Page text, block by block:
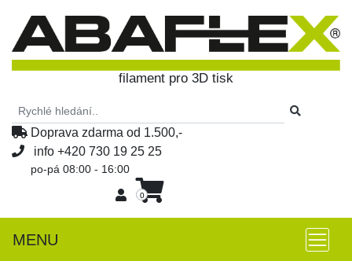
filament pro 3D tisk
Doprava zdarma od 1.500,-
info +420 730 19 25 25
po-pá 08:00 - 16:00
0
MENU